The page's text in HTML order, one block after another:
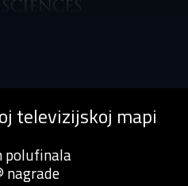
televizijskoj mapi
polufinala
nagrade